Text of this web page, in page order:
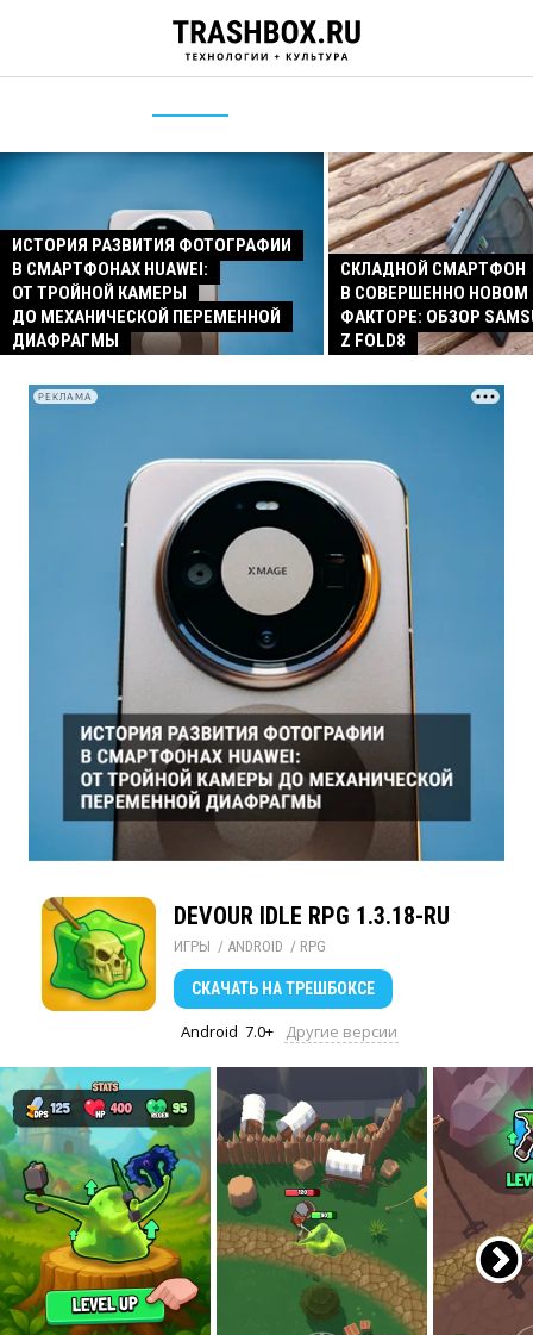
ИСТОРИЯ РАЗВИТИЯ ФОТОГРАФИИ
В СМАРТФОНАХ HUAWEI:
ОТ ТРОЙНОЙ КАМЕРЫ
ДО МЕХАНИЧЕСКОЙ ПЕРЕМЕННОЙ
ДИАФРАГМЫ
СКЛАДНОЙ СМАРТФОН
В СОВЕРШЕННО
ФАКТОРЕ: ОБЗОР
Z FOLD8
РЕКЛАМА
DEVOUR IDLE RPG 1.3.18-RU
ИГРЫ / ANDROID / RPG
СКАЧАТЬ НА ТРЕШБОКСЕ
Android 7.0+ Другие версии